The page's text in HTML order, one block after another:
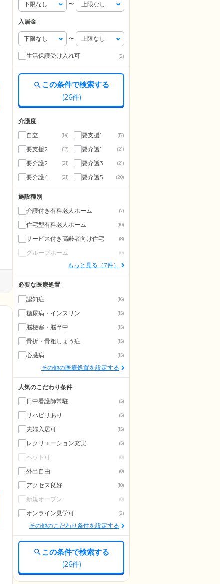
〜
入居金
〜
生活保護受け入れ可 (2)
この条件で検索する
(26件)
介護度
自立
(14) 要支援1 (17)
要支援2 (17) 要介護1 (21)
要介護2 (21) 要介護3 (21)
要介護4 (21) 要介護5 (20)
施設種別
介護付き有料老人ホーム
(7)
住宅型有料老人ホーム (10)
サービス付き高齢者向け住宅 (8)
グループホーム (0)
もっと見る（7件）
必要な医療処置
認知症
(16)
糖尿病・インスリン (15)
脳梗塞・脳卒中 (15)
骨折・骨粗しょう症 (15)
心臓病 (15)
その他の医療処置を設定する
人気のこだわり条件
日中看護師常駐
(5)
リハビリあり (5)
夫婦入居可 (15)
レクリエーション充実 (5)
ペット可 (0)
外出自由 (8)
アクセス良好 (10)
新規オープン (0)
オンライン見学可 (2)
その他のこだわり条件を設定する
この条件で検索する
(26件)